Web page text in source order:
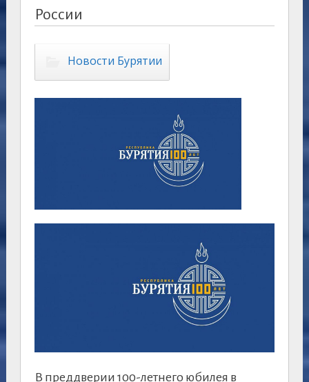
России
Новости Бурятии
В преддверии 100-летнего юбилея в